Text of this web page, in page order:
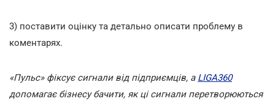
3) поставити оцінку та детально описати проблему в
коментарях.
«Пульс» фіксує сигнали від підприємців, а LIGA360
допомагає бізнесу бачити, як ці сигнали перетворюються